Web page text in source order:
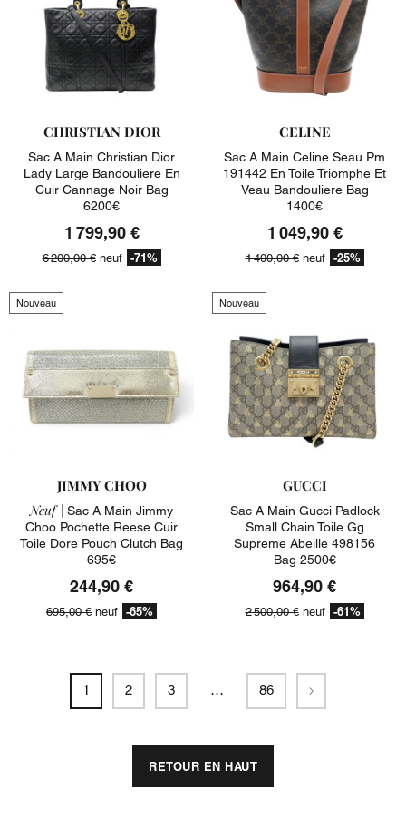
CHRISTIAN DIOR
Sac A Main Christian Dior
Lady Large Bandouliere En
Cuir Cannage Noir Bag
6200€
1 799,90 €
6 200,00 €neuf -71%
CELINE
Sac A Main Celine Seau Pm
191442 En Toile Triomphe Et
Veau Bandouliere Bag
1400€
1 049,90 €
1 400,00 €neuf -25%
Nouveau
JIMMY CHOO
Neuf | Sac A Main Jimmy
Choo Pochette Reese Cuir
Toile Dore Pouch Clutch Bag
695€
244,90 €
695,00 € neuf -65%
Nouveau
GUCCI
Sac A Main Gucci Padlock
Small Chain Toile Gg
Supreme Abeille 498156
Bag 2500€
964,90 €
2 500,00 €neuf -61%
1 2 3 … 86 Suivant
RETOUR EN HAUT